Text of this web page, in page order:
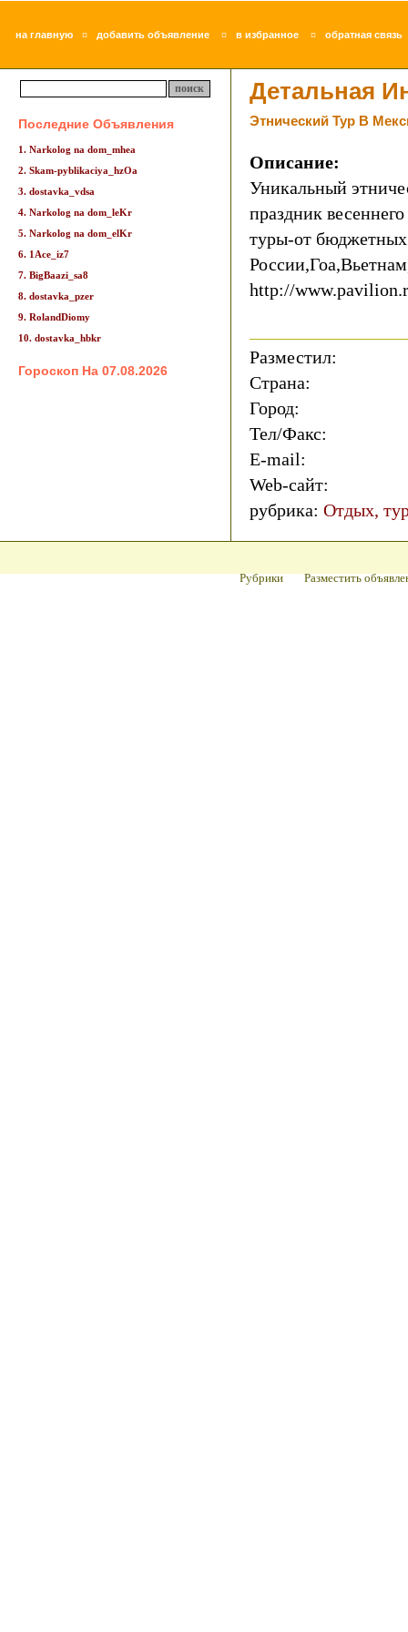
на главную ¤ добавить объявление ¤ в избранное ¤ обратная связь
Последние Объявления
1. Narkolog na dom_mhea
2. Skam-pyblikaciya_hzOa
3. dostavka_vdsa
4. Narkolog na dom_leKr
5. Narkolog na dom_elKr
6. 1Ace_iz7
7. BigBaazi_sa8
8. dostavka_pzer
9. RolandDiomy
10. dostavka_hbkr
Гороскоп На 07.08.2026
Детальная
Этнический Тур В
Описание:
Уникальный
праздник
туры-от
http://
Разместил:
Страна:
Город:
Тел/Факс:
E-mail:
Web-сайт:
рубрика: Отдых,
Рубрики Разместить